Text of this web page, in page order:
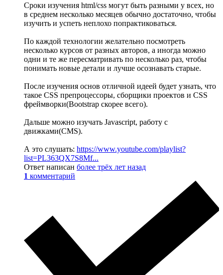
Сроки изучения html/css могут быть разными у всех, но
в среднем несколько месяцев обычно достаточно, чтобы
изучить и успеть неплохо попрактиковаться.
По каждой технологии желательно посмотреть
несколько курсов от разных авторов, а иногда можно
одни и те же пересматривать по несколько раз, чтобы
понимать новые детали и лучше осознавать старые.
После изучения основ отличной идеей будет узнать, что
такое CSS препроцессоры, сборщики проектов и CSS
фреймворки(Bootstrap скорее всего).
Дальше можно изучать Javascript, работу с
движками(CMS).
А это слушать: https://www.youtube.com/playlist?
list=PL363QX7S8Mf...
Ответ написан более трёх лет назад
1 комментарий